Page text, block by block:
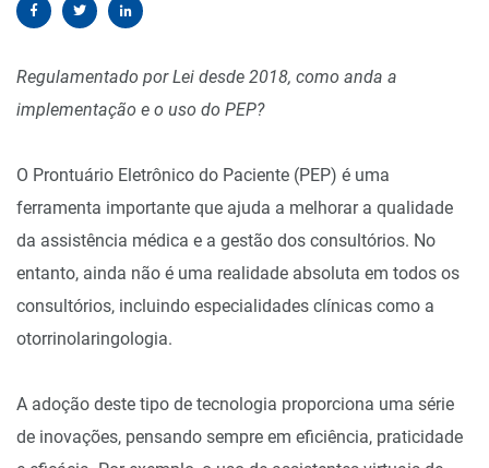
Regulamentado por Lei desde 2018, como anda a
implementação e o uso do PEP?
O Prontuário Eletrônico do Paciente (PEP) é uma
ferramenta importante que ajuda a melhorar a qualidade
da assistência médica e a gestão dos consultórios. No
entanto, ainda não é uma realidade absoluta em todos os
consultórios, incluindo especialidades clínicas como a
otorrinolaringologia.
A adoção deste tipo de tecnologia proporciona uma série
de inovações, pensando sempre em eficiência, praticidade